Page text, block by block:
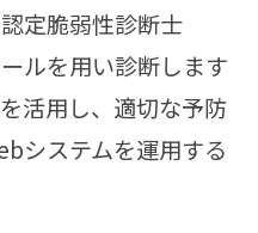
定脆弱性診断士
ルを用い診断します
活用し、適切な予防
システムを運用する